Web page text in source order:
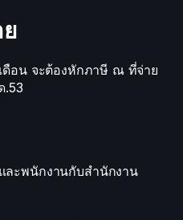
ดือน จะต้องหักภาษี ณ ที่จ่าย
.53
ละพนักงานกับสำนักงาน